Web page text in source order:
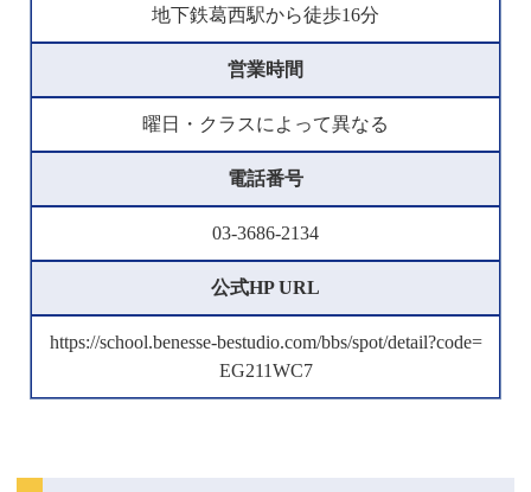
地下鉄葛西駅から徒歩16分
営業時間
曜日・クラスによって異なる
電話番号
03-3686-2134
公式HP URL
https://school.benesse-bestudio.com/bbs/spot/detail?code=
EG211WC7